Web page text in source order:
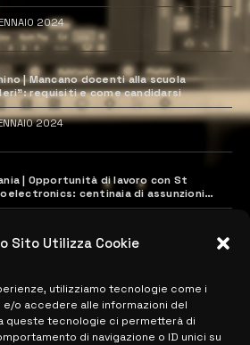
Sito Utilizza Cookie
utilizziamo tecnologie come i
o accedere alle informazioni del
queste tecnologie ci permetterà di
di navigazione o ID unici su
2024
| Mancano docenti alla scuola
requisiti e come candidarsi
2024
| Opportunità di lavoro con St
centinaia di assunzioni